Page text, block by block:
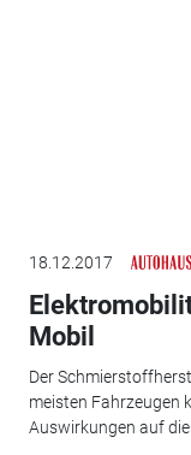
18.12.2017
Mobil
Der
meisten Fahrzeugen
Auswirkungen auf